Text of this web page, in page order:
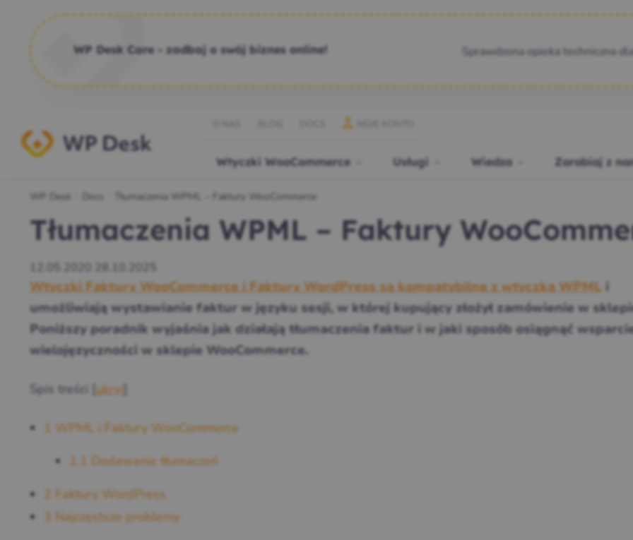
WP Desk Care - zadbaj o swój biznes online! Sprawdzona opieka techniczna
Wtyczki WooCommerce Usługi Wiedza Zarabiaj z
WP Desk Docs Tłumaczenia WPML – Faktury WooCommerce
Tłumaczenia WPML – Faktury
Wtyczki Faktury WooCommerce i Faktury WordPress są kompatybilne z wtyczką WPMLi
umożliwiają wystawianie faktur w języku sesji, w której kupujący złożył zamówienie w
Poniższy poradnik wyjaśnia jak działają tłumaczenia faktur i w jaki sposób osiągnąć
wielojęzyczności w sklepie WooCommerce.
Spis treści ukryj
1 WPML i Faktury WooCommerce
1.1
Dodawanie tłumaczeń
2 Faktury WordPress
3 Najczęstsze problemy